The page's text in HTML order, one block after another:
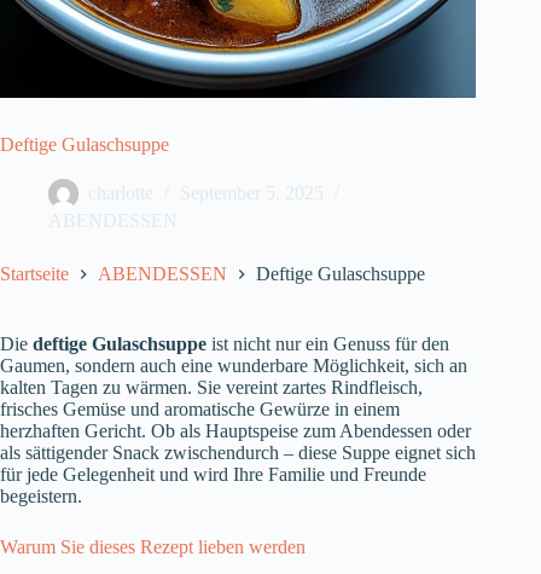
Deftige Gulaschsuppe
charlotte
September 5, 2025
ABENDESSEN
Startseite ABENDESSEN Deftige Gulaschsuppe
Die deftige Gulaschsuppe ist nicht nur ein Genuss für den
Gaumen, sondern auch eine wunderbare Möglichkeit, sich an
kalten Tagen zu wärmen. Sie vereint zartes Rindfleisch,
frisches Gemüse und aromatische Gewürze in einem
herzhaften Gericht. Ob als Hauptspeise zum Abendessen oder
als sättigender Snack zwischendurch – diese Suppe eignet sich
für jede Gelegenheit und wird Ihre Familie und Freunde
begeistern.
Warum Sie dieses Rezept lieben werden